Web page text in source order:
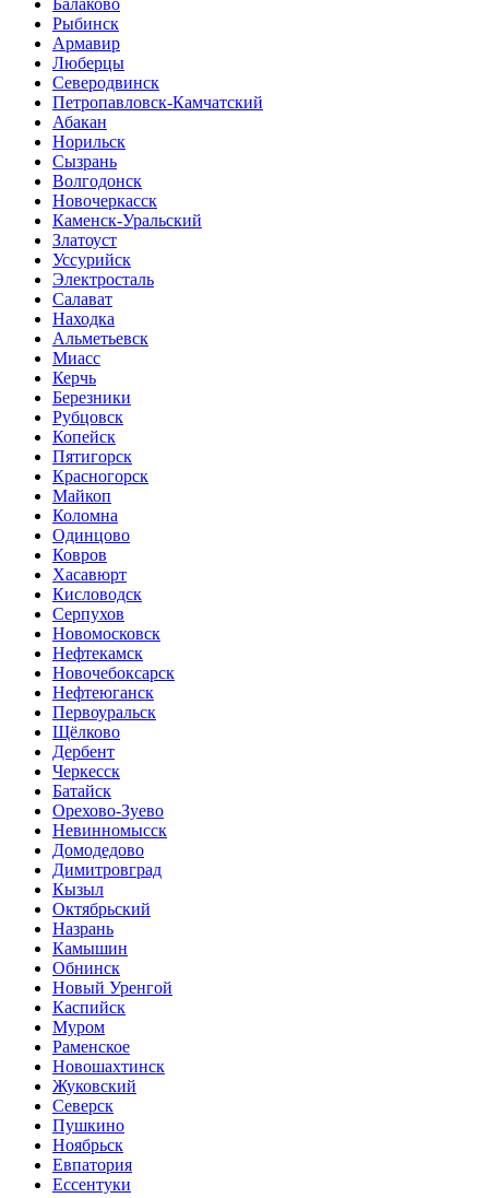
Рыбинск
Армавир
Люберцы
Северодвинск
Петропавловск-Камчатский
Абакан
Норильск
Сызрань
Волгодонск
Новочеркасск
Каменск-Уральский
Златоуст
Уссурийск
Электросталь
Салават
Находка
Альметьевск
Миасс
Керчь
Березники
Рубцовск
Копейск
Пятигорск
Красногорск
Майкоп
Коломна
Одинцово
Ковров
Хасавюрт
Кисловодск
Серпухов
Новомосковск
Нефтекамск
Новочебоксарск
Нефтеюганск
Первоуральск
Щёлково
Дербент
Черкесск
Батайск
Орехово-Зуево
Невинномысск
Домодедово
Димитровград
Кызыл
Октябрьский
Назрань
Камышин
Обнинск
Новый Уренгой
Каспийск
Муром
Раменское
Новошахтинск
Жуковский
Северск
Пушкино
Ноябрьск
Евпатория
Ессентуки